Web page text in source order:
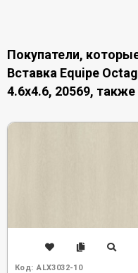
Покупатели,
Вставка Equipe
4.6x4.6, 20569, также
Код: ALX3032-10